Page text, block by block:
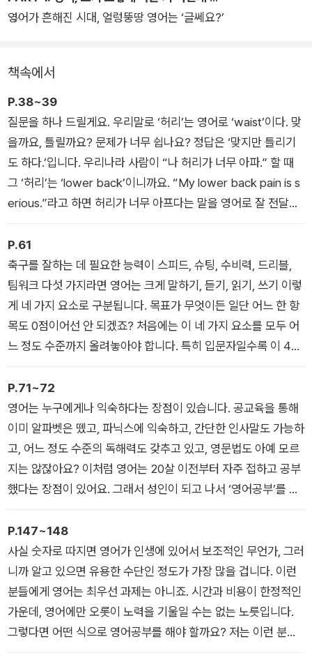
다. 모든 한국인이 표준어를 쓰고, 맞춤법을 완벽하게 지키는 것
영어에서만큼은 엄격해지는가? 완벽하고 싶다는 강박관념이 당
신의 영어 발목을 잡고 있는 것은 아닌가?
영어공부에도 왕도는 있다. 그러나 많은 사람이 방법을 몰라 여전
히 스트레스를 받으며 영어공부에 큰돈을 쏟아붓고 있다. 각종 애
플리케이션과 번역기, 웹사이트, 유튜브의 등장으로 지금은 그 어
느 때보다 영어를 학습하기 좋은 시기다. 물론 아무리 도구가 좋
아도 생각 없이 공부해서는 원하는 목표를 이루기 어렵다.
이 책은 OTT, 유튜브 등 범람하는 콘텐츠를 영어공부에 활용하
는 방법부터, 영어공부에 대한 오해와 편견, 자신에게 맞는 교재
와 공부법은 어떻게 찾을 수 있는지 등을 알려준다. 반복되는 작
심삼일로 괴로운 당신, 이제 ‘마지막’ 영어공부를 시작해보자.
영어가 흔해진 시대, 얼렁뚱땅 영어는 ‘글쎄요?’
책속에서
P.38~39
질문을 하나 드릴게요. 우리말로 ‘허리’는 영어로 ‘waist’이다. 맞
을까요, 틀릴까요? 문제가 너무 쉽나요? 정답은 ‘맞지만 틀리기
도 하다.’입니다. 우리나라 사람이 “나 허리가 너무 아파.” 할 때
그 ‘허리’는 ‘lower back’이니까요. “My lower back pain is s
erious.”라고 하면 허리가 너무 아프다는 말을 영어로 잘 전달한
것입니다. 그렇다면 목이 아플 때는 어떨까요? 우리말로는 둘 다
‘목’인데 “I have a stiff neck.”이면 정형외과에 가야 하고, “I h
ave a sore throat.”이면 이비인후과에 가야 합니다. 영어로 말
을 하면 이렇게 은근히 헷갈리는 부분이 많아요.
P.61
축구를 잘하는 데 필요한 능력이 스피드, 슈팅, 수비력, 드리블,
팀워크 다섯 가지라면 영어는 크게 말하기, 듣기, 읽기, 쓰기 이렇
게 네 가지 요소로 구분됩니다. 목표가 무엇이든 일단 어느 한 항
목도 0점이어선 안 되겠죠? 처음에는 이 네 가지 요소를 모두 어
느 정도 수준까지 올려놓아야 합니다. 특히 입문자일수록 이 4개
항목은 비슷한 수준으로 함께 발전하게 됩니다. 그러다가 어느 수
준 이상으로 올라가면 벽에 부딪히게 되는데요. 함께 골고루 자라
던 4개 항목은 내가 ‘받아들이는(input)’ 듣기와 읽기, 그리고 내
가 ‘생성하는(output)’ 말하기와 쓰기로 구분되어 따로따로 발전
하게 됩니다.
P.71~72
영어는 누구에게나 익숙하다는 장점이 있습니다. 공교육을 통해
이미 알파벳은 뗐고, 파닉스에 익숙하고, 간단한 인사말도 가능하
고, 어느 정도 수준의 독해력도 갖추고 있고, 영문법도 아예 모르
지는 않잖아요? 이처럼 영어는 20살 이전부터 자주 접하고 공부
했다는 장점이 있어요. 그래서 성인이 되고 나서 ‘영어공부’를 시
작한다는 것은 지금까지 내가 다져놓은 땅 위에 집을 짓는 것과
같습니다.
P.147~148
사실 숫자로 따지면 영어가 인생에 있어서 보조적인 무언가, 그러
니까 알고 있으면 유용한 수단인 정도가 가장 많을 겁니다. 이런
분들에게 영어는 최우선 과제는 아니죠. 시간과 비용이 한정적인
가운데, 영어에만 오롯이 노력을 기울일 수는 없는 노릇입니다.
그렇다면 어떤 식으로 영어공부를 해야 할까요? 저는 이런 분들
을 위해 이른바 ‘가성비’ 좋은 영어공부법을 추천합니다.